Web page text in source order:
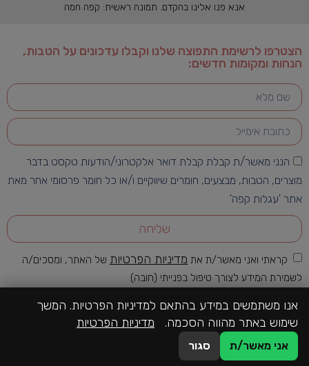
אנא פנו אלינו בהקדם. תמונה ראשית: קפה חמה
הצטרפו לרשימת התפוצה שלנו וקבלו עדכונים על הטבות,
הנחות ומקומות חדשים:
הנני מאשר/ת קבלת קבלת דואר אלקטרוני/הודעות טקסט בדבר
מוצרים, הטבות, מבצעים, חומרים שיווקיים ו/או כל חומר פרסומי אחר מאת
אתר 'עגלות קפה'
שליחה
קראתי ואני מאשר/ת את מדיניות הפרטיות של האתר, ומסכים/ה
לשמירת המידע לצורך טיפול בפנייתי (חובה)
כל הזכויות שמורות לעגלת קפה | 2026-2022 | האתר מקודם ע"י
מקומונט
אנו משתמשים במידע בהתאם למדיניות הפרטיות. המשך
שימוש באתר מהווה הסכמה. מדיניות הפרטיות
אני מאשר/ת סגור